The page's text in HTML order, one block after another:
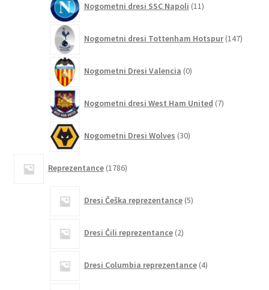
Nogometni dresi SSC Napoli 11izdelkov
Nogometni dresi Tottenham Hotspur 147
Nogometni Dresi Valencia 0izdelkov
Nogometni dresi West Ham United 7izdelkov
Nogometni Dresi Wolves 30izdelkov
Reprezentance 1786izdelkov
Dresi Češka reprezentance 5izdelkov
Dresi Čili reprezentance 2izdelka
Dresi Columbia reprezentance 4izdelki